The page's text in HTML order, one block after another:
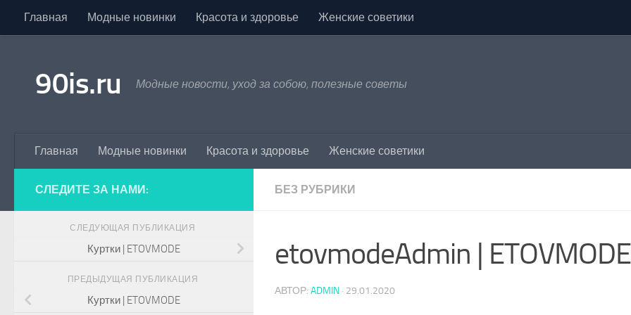
Skip to content
Главная Модные новинки Красота и здоровье Женские советики
90is.ru Модные новости, уход за собою, полезные советы
Главная Модные новинки Красота и здоровье Женские советики
БЕЗ РУБРИКИ
etovmodeAdmin | ETOVMODE
АВТОР: ADMIN · 29.01.2020
СЛЕДИТЕ ЗА НАМИ:
СЛЕДУЮЩАЯ ПУБЛИКАЦИЯ
Куртки | ETOVMODE
ПРЕДЫДУЩАЯ ПУБЛИКАЦИЯ
Куртки | ETOVMODE